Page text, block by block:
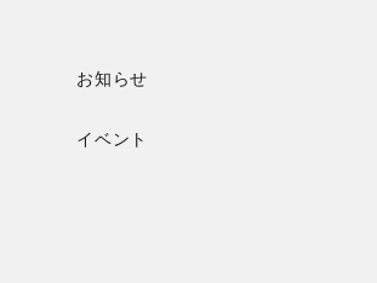
お知らせ
イベント